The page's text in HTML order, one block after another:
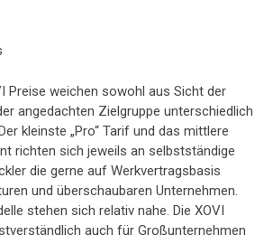
Preise weichen sowohl aus Sicht der
angedachten Zielgruppe unterschiedlich
kleinste „Pro“ Tarif und das mittlere
richten sich jeweils an selbstständige
die gerne auf Werkvertragsbasis
und überschaubaren Unternehmen.
stehen sich relativ nahe. Die XOVI
auch für Großunternehmen